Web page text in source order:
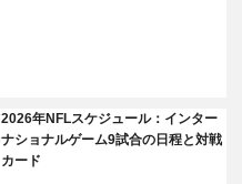
2026年NFLスケジュール：インター
ナショナルゲーム9試合の日程と対戦
カード